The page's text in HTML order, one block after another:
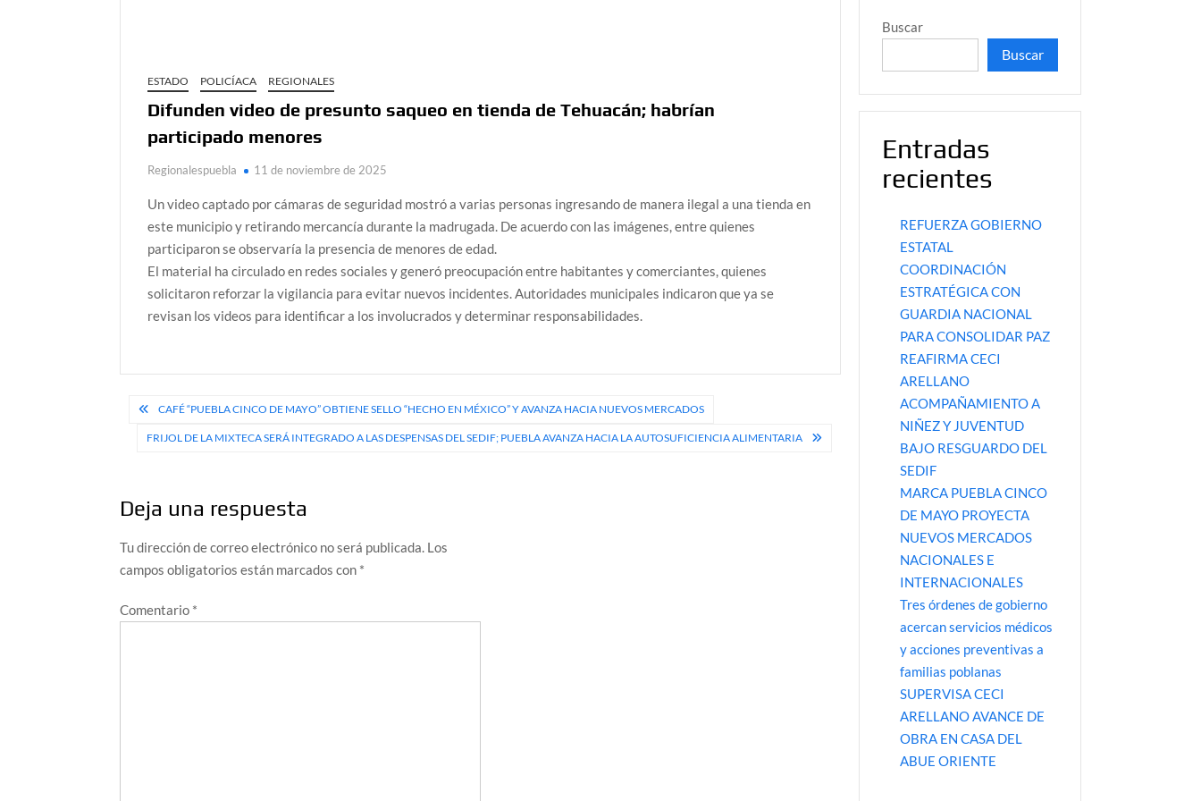
ESTADO POLICÍACA REGIONALES
Difunden video de presunto saqueo en tienda de Tehuacán; habrían
participado menores
Regionalespuebla 11 de noviembre de 2025
Un video captado por cámaras de seguridad mostró a varias personas ingresando de manera ilegal a una tienda en
este municipio y retirando mercancía durante la madrugada. De acuerdo con las imágenes, entre quienes
participaron se observaría la presencia de menores de edad.
El material ha circulado en redes sociales y generó preocupación entre habitantes y comerciantes, quienes
solicitaron reforzar la vigilancia para evitar nuevos incidentes. Autoridades municipales indicaron que ya se
revisan los videos para identificar a los involucrados y determinar responsabilidades.
Navegación
de
CAFÉ “PUEBLA CINCO DE MAYO” OBTIENE SELLO “HECHO EN MÉXICO” Y AVANZA HACIA NUEVOS MERCADOS
FRIJOL DE LA MIXTECA SERÁ INTEGRADO A LAS DESPENSAS DEL SEDIF; PUEBLA AVANZA HACIA LA AUTOSUFICIENCIA ALIMENTARIA
Deja una respuesta
Tu dirección de correo electrónico no será publicada. Los
campos obligatorios están marcados con *
Comentario *
Buscar
Buscar
Entradas
recientes
REFUERZA GOBIERNO
ESTATAL
COORDINACIÓN
ESTRATÉGICA CON
GUARDIA NACIONAL
PARA CONSOLIDAR PAZ
REAFIRMA CECI
ARELLANO
ACOMPAÑAMIENTO A
NIÑEZ Y JUVENTUD
BAJO RESGUARDO DEL
SEDIF
MARCA PUEBLA CINCO
DE MAYO PROYECTA
NUEVOS MERCADOS
NACIONALES E
INTERNACIONALES
Tres órdenes de gobierno
acercan servicios médicos
y acciones preventivas a
familias poblanas
SUPERVISA CECI
ARELLANO AVANCE DE
OBRA EN CASA DEL
ABUE ORIENTE